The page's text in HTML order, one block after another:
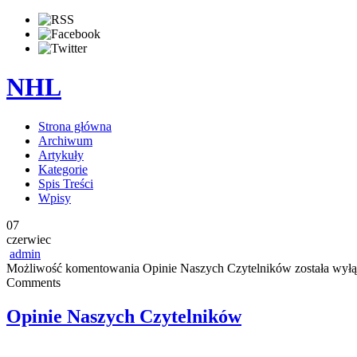
NHL
Strona główna
Archiwum
Artykuły
Kategorie
Spis Treści
Wpisy
07
czerwiec
admin
Możliwość komentowania Opinie Naszych Czytelników została
Comments
Opinie Naszych Czytelników